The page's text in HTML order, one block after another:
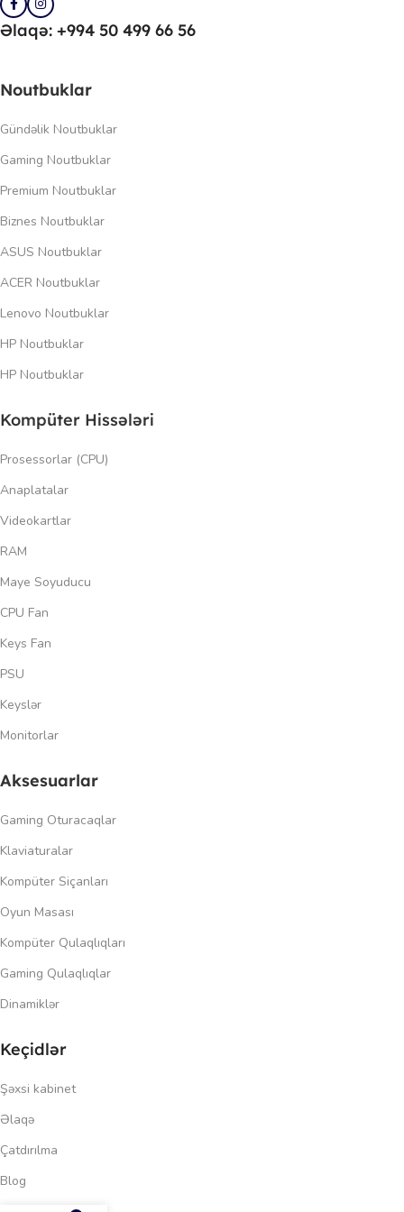
Əlaqə: +994 50 499 66 56
Noutbuklar
Gündəlik Noutbuklar
Gaming Noutbuklar
Premium Noutbuklar
Biznes Noutbuklar
ASUS Noutbuklar
ACER Noutbuklar
Lenovo Noutbuklar
HP Noutbuklar
HP Noutbuklar
Kompüter Hissələri
Prosessorlar (CPU)
Anaplatalar
Videokartlar
RAM
Maye Soyuducu
CPU Fan
Keys Fan
PSU
Keyslər
Monitorlar
Aksesuarlar
Gaming Oturacaqlar
Klaviaturalar
Kompüter Siçanları
Oyun Masası
Kompüter Qulaqlıqları
Gaming Qulaqlıqlar
Dinamiklər
Keçidlər
Şəxsi kabinet
Əlaqə
Çatdırılma
Blog